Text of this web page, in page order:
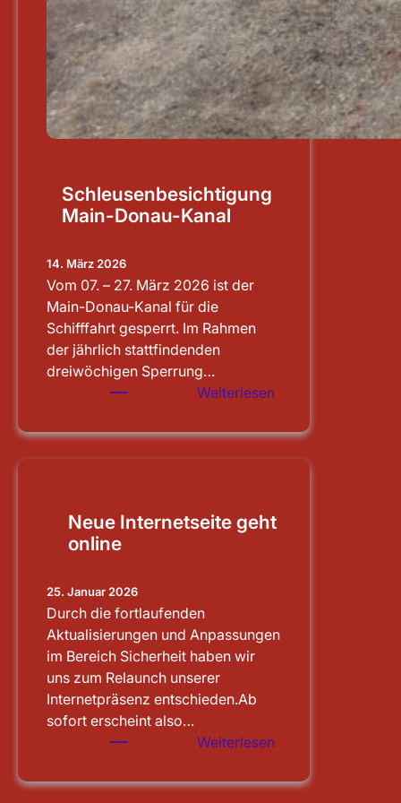
Schleusenbesichtigung
Main-Donau-Kanal
14. März 2026
Vom 07. – 27. März 2026 ist der
Main-Donau-Kanal für die
Schifffahrt gesperrt. Im Rahmen
der jährlich stattfindenden
dreiwöchigen Sperrung…
Weiterlesen
Main-
Neue Internetseite geht
online
25. Januar 2026
Durch die fortlaufenden
Aktualisierungen und Anpassungen
im Bereich Sicherheit haben wir
uns zum Relaunch unserer
Internetpräsenz entschieden.Ab
sofort erscheint also…
Weiterlesen
Internetseite